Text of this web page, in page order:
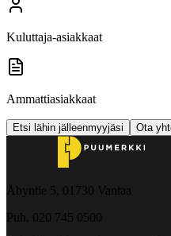
Kuluttaja-asiakkaat
Ammattiasiakkaat
Etsi lähin jälleenmyyjäsi Ota
Åbyntie 5, 01730 Vantaa
Puh. 020 745 0500